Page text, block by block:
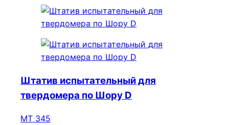
Штатив испытательный для
твердомера по Шору D
МТ 345